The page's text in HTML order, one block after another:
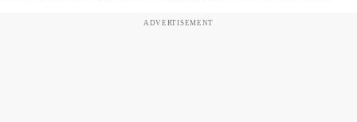
ADVERTISEMENT